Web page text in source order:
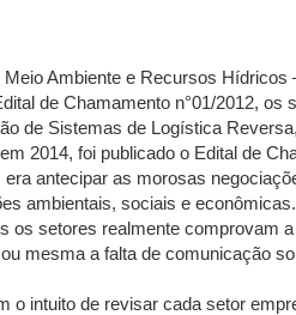
Ambiente e Recursos Hídricos
de Chamamento n°01/2012, os
de Sistemas de Logística
2014, foi publicado o Edital de
antecipar as morosas
ambientais, sociais e econômicas.
os setores realmente comprovam
mesma a falta de comunicação
o intuito de revisar cada setor